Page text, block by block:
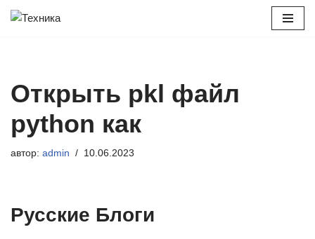
Открыть pkl файл
python как
автор: admin 10.06.2023
Русские Блоги